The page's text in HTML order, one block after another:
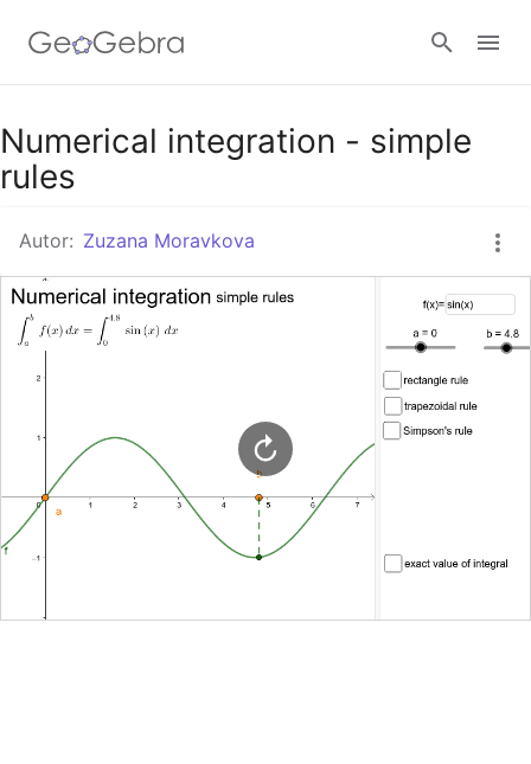
Google Classroom
Přihlásit
Numerical integration - simple
rules
Autor: Zuzana Moravkova